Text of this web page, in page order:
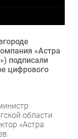
«Астра
подписали
цифрового
области
«Астра